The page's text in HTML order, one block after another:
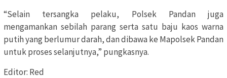
“Selain tersangka pelaku, Polsek Pandan juga
mengamankan sebilah parang serta satu baju kaos warna
putih yang berlumur darah, dan dibawa ke Mapolsek Pandan
untuk proses selanjutnya,” pungkasnya.
Editor: Red